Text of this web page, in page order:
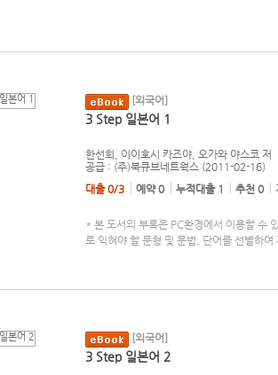
[외국어]
3 Step 일본어 1
한선희, 이이호시 카즈야, 오가와 야스코 저
공급 : (주)북큐브네트웍스 (2011-02-16)
대출 0/3
예약 0 누적대출 1 추천 0
* 본 도서의 부록은 PC환경에서 이용할 수
로 익혀야 할 문형 및 문법, 단어를 선별하
[외국어]
3 Step 일본어 2